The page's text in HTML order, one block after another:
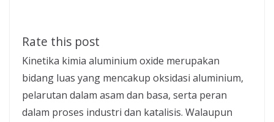
Rate this post
Kinetika kimia aluminium oxide merupakan
bidang luas yang mencakup oksidasi aluminium,
pelarutan dalam asam dan basa, serta peran
dalam proses industri dan katalisis. Walaupun